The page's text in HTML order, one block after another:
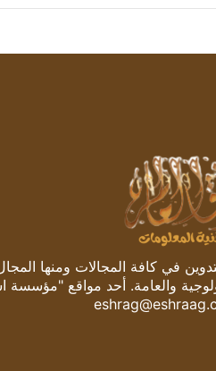
في كافة المجالات ومنها المجال
والعامة. أحد مواقع "مؤسسة